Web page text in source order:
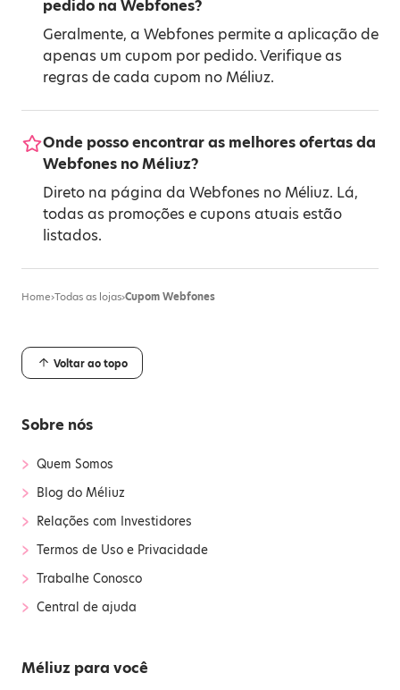
pedido na Webfones?
Geralmente, a Webfones permite a aplicação de
apenas um cupom por pedido. Verifique as
regras de cada cupom no Méliuz.
Onde posso encontrar as melhores ofertas da
Webfones no Méliuz?
Direto na página da Webfones no Méliuz. Lá,
todas as promoções e cupons atuais estão
listados.
Home›Todas as lojas›Cupom Webfones
Voltar ao topo
Sobre nós
› Quem Somos
› Blog do Méliuz
› Relações com Investidores
› Termos de Uso e Privacidade
› Trabalhe Conosco
› Central de ajuda
Méliuz para você